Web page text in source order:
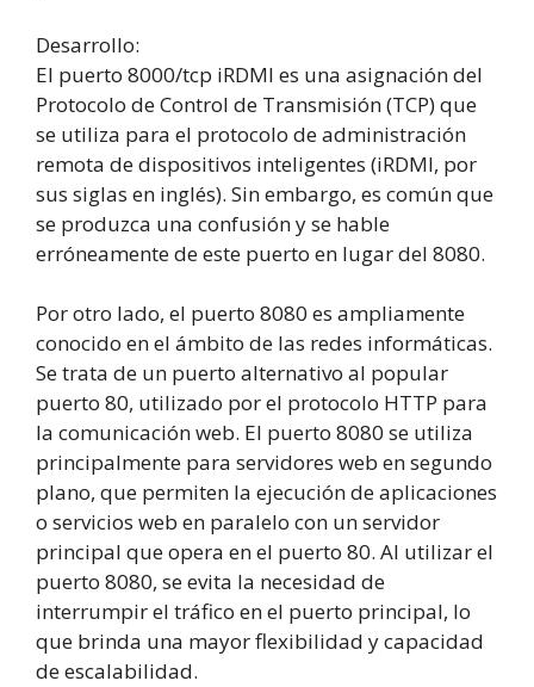
Desarrollo:
El puerto 8000/tcp iRDMI es una asignación del
Protocolo de Control de Transmisión (TCP) que
se utiliza para el protocolo de administración
remota de dispositivos inteligentes (iRDMI, por
sus siglas en inglés). Sin embargo, es común que
se produzca una confusión y se hable
erróneamente de este puerto en lugar del 8080.
Por otro lado, el puerto 8080 es ampliamente
conocido en el ámbito de las redes informáticas.
Se trata de un puerto alternativo al popular
puerto 80, utilizado por el protocolo HTTP para
la comunicación web. El puerto 8080 se utiliza
principalmente para servidores web en segundo
plano, que permiten la ejecución de aplicaciones
o servicios web en paralelo con un servidor
principal que opera en el puerto 80. Al utilizar el
puerto 8080, se evita la necesidad de
interrumpir el tráfico en el puerto principal, lo
que brinda una mayor flexibilidad y capacidad
de escalabilidad.